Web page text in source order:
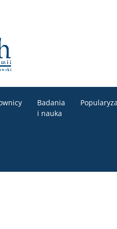
Badania
i nauka